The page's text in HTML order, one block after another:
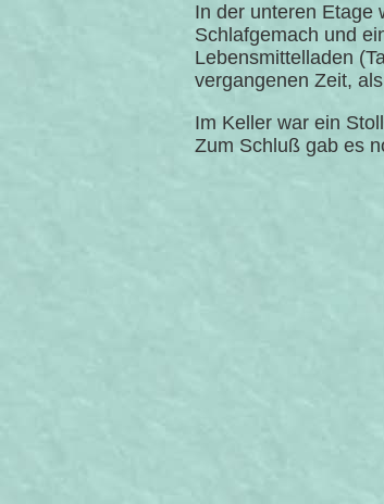
In der unteren Etage
Schlafgemach und
Lebensmittelladen
vergangenen Zeit,
Im Keller war ein
Zum Schluß gab es